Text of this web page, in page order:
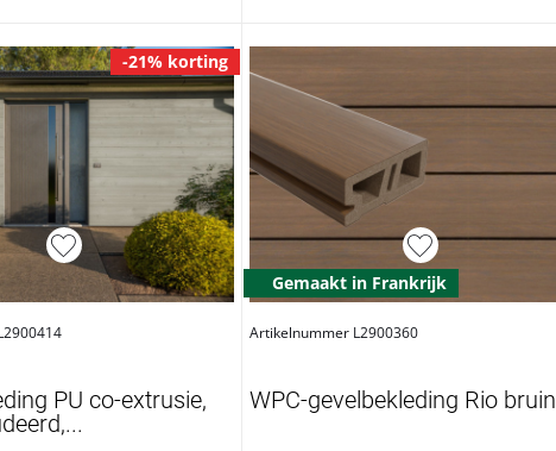
-21% korting
PU co-extrusie,
Gemaakt in Frankrijk
Artikelnummer L2900360
WPC-gevelbekleding Rio bruin